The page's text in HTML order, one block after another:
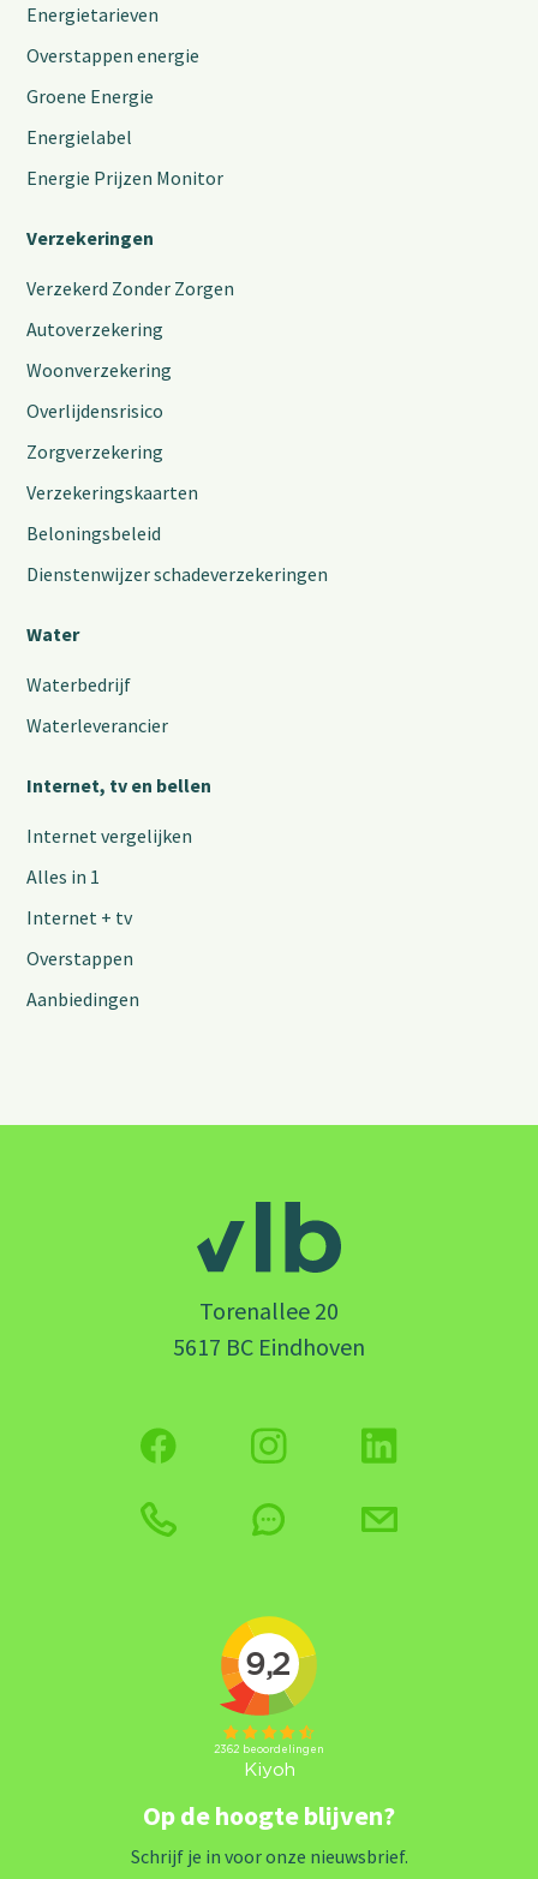
Energietarieven
Overstappen energie
Groene Energie
Energielabel
Energie Prijzen Monitor
Verzekeringen
Verzekerd Zonder Zorgen
Autoverzekering
Woonverzekering
Overlijdensrisico
Zorgverzekering
Verzekeringskaarten
Beloningsbeleid
Dienstenwijzer schadeverzekeringen
Water
Waterbedrijf
Waterleverancier
Internet, tv en bellen
Internet vergelijken
Alles in 1
Internet + tv
Overstappen
Aanbiedingen
Torenallee 20
5617 BC Eindhoven
Op de hoogte blijven?
Schrijf je in voor onze nieuwsbrief.